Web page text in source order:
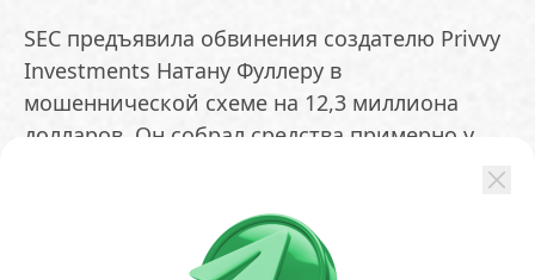
SEC предъявила обвинения создателю Privvy
Investments Натану Фуллеру в
мошеннической схеме на 12,3 миллиона
долларов. Он собрал средства примерно у
Помощники работали некорректно, а на
реальную торговлю шло лишь 3% капитала.